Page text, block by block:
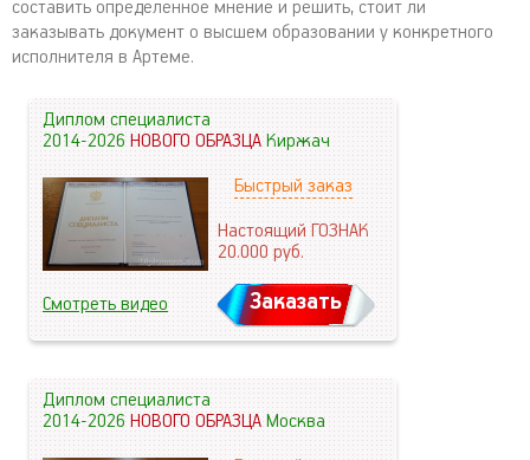
составить определенное мнение и решить, стоит ли
заказывать документ о высшем образовании у конкретного
исполнителя в Артеме.
Диплом специалиста
2014-2026НОВОГО ОБРАЗЦАКиржач
Быстрый заказ
Настоящий ГОЗНАК
20.000руб.
Смотреть видео Заказать
Диплом специалиста
2014-2026НОВОГО ОБРАЗЦАМосква